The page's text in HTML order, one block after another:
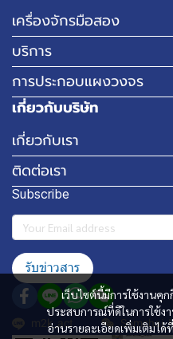
เว็บไซต์นี้มีการใช้งานคุ
ประสบการณ์ที่ดีในการใช้ง
อ่านรายละเอียดเพิ่มเติมได้
เครื่องจักรมือสอง
บริการ
การประกอบแผงวงจร
เกี่ยวกับบริษัท
เกี่ยวกับเรา
ติดต่อเรา
Subscribe
รับข่าวสาร
m2k_act